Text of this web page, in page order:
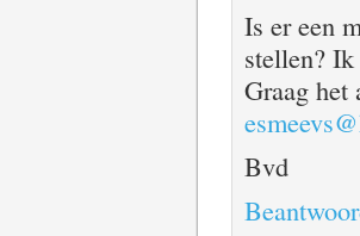
Is er een
stellen?
Graag het
Bvd